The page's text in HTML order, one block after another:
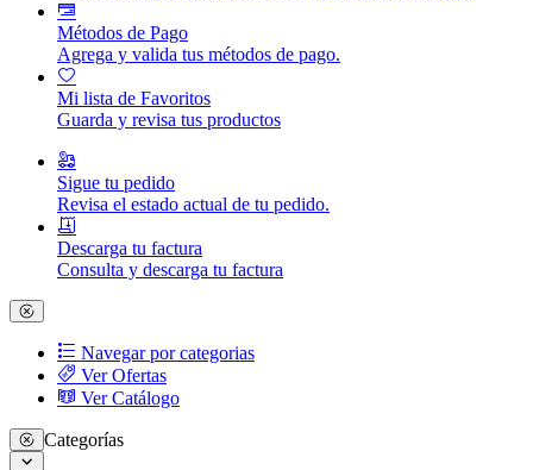
Métodos de Pago
Agrega y valida tus métodos de pago.
Mi lista de Favoritos
Guarda y revisa tus productos
Sigue tu pedido
Revisa el estado actual de tu pedido.
Descarga tu factura
Consulta y descarga tu factura
Navegar por categorias
Ver Ofertas
Ver Catálogo
Categorías